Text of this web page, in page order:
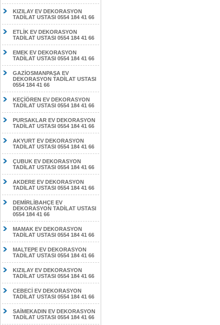
KIZILAY EV DEKORASYON
TADİLAT USTASI 0554 184 41 66
ETLİK EV DEKORASYON
TADİLAT USTASI 0554 184 41 66
EMEK EV DEKORASYON
TADİLAT USTASI 0554 184 41 66
GAZİOSMANPAŞA EV
DEKORASYON TADİLAT USTASI
0554 184 41 66
KEÇİÖREN EV DEKORASYON
TADİLAT USTASI 0554 184 41 66
PURSAKLAR EV DEKORASYON
TADİLAT USTASI 0554 184 41 66
AKYURT EV DEKORASYON
TADİLAT USTASI 0554 184 41 66
ÇUBUK EV DEKORASYON
TADİLAT USTASI 0554 184 41 66
AKDERE EV DEKORASYON
TADİLAT USTASI 0554 184 41 66
DEMİRLİBAHÇE EV
DEKORASYON TADİLAT USTASI
0554 184 41 66
MAMAK EV DEKORASYON
TADİLAT USTASI 0554 184 41 66
MALTEPE EV DEKORASYON
TADİLAT USTASI 0554 184 41 66
KIZILAY EV DEKORASYON
TADİLAT USTASI 0554 184 41 66
CEBECİ EV DEKORASYON
TADİLAT USTASI 0554 184 41 66
SAİMEKADIN EV DEKORASYON
TADİLAT USTASI 0554 184 41 66